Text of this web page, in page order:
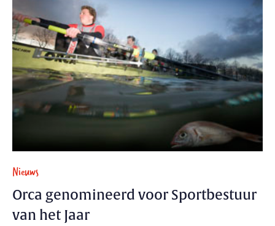
Nieuws
Orca genomineerd voor Sportbestuur
van het Jaar